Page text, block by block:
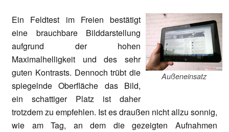
Außeneinsatz
Ein Feldtest im Freien bestätigt
eine brauchbare Bilddarstellung
aufgrund der hohen
Maximalhelligkeit und des sehr
guten Kontrasts. Dennoch trübt die
spiegelnde Oberfläche das Bild,
ein schattiger Platz ist daher
trotzdem zu empfehlen. Ist es draußen nicht allzu sonnig,
wie am Tag, an dem die gezeigten Aufnahmen